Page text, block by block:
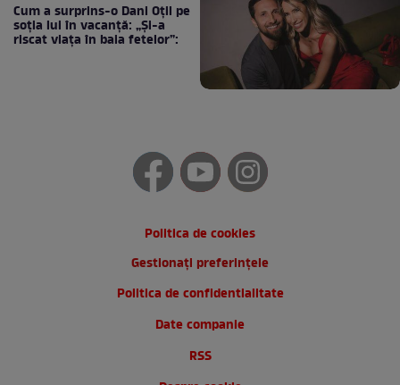
Cum a surprins-o Dani Oțil pe
soția lui în vacanță: „Și-a
riscat viața în baia fetelor”:
Politica de cookies
Gestionați preferințele
Politica de confidentialitate
Date companie
RSS